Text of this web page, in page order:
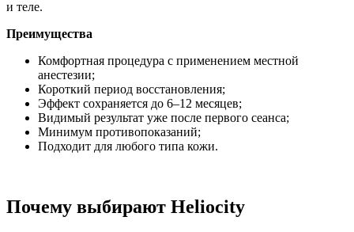
и теле.
Преимущества
Комфортная процедура с применением местной
анестезии;
Короткий период восстановления;
Эффект сохраняется до 6–12 месяцев;
Видимый результат уже после первого сеанса;
Минимум противопоказаний;
Подходит для любого типа кожи.
Почему выбирают Heliocity